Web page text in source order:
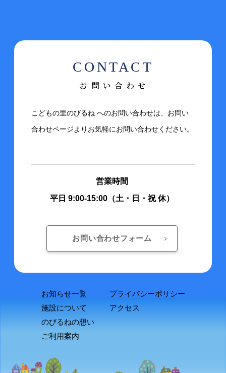
お問い合わせ
こどもの里のびるね へのお問い合わせは、お問い
合わせページよりお気軽にお問い合わせください。
営業時間
平日 9:00-15:00（土・日・祝 休）
お問い合わせフォーム
お知らせ一覧
施設について
のびるねの想い
ご利用案内
プライバシーポリシー
アクセス